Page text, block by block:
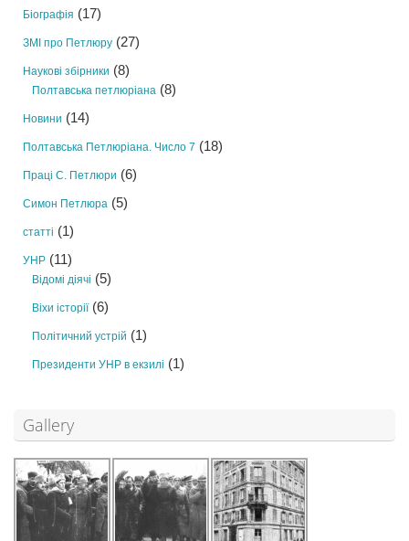
Біографія (17)
ЗМІ про Петлюру (27)
Наукові збірники (8)
Полтавська петлюріана (8)
Новини (14)
Полтавська Петлюріана. Число 7 (18)
Праці С. Петлюри (6)
Симон Петлюра (5)
статті (1)
УНР (11)
Відомі діячі (5)
Віхи історії(6)
Політичний устрій (1)
Президенти УНР в екзилі (1)
Gallery